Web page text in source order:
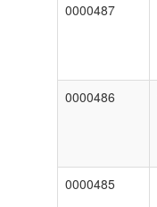
0000487
0000486
0000485